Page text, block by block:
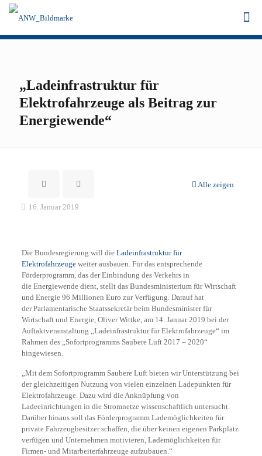
„Ladeinfrastruktur für
Elektrofahrzeuge als Beitrag zur
Energiewende“
Alle zeigen
16. Januar 2019
Die Bundesregierung will die Ladeinfrastruktur für
Elektrofahrzeugeweiter ausbauen. Für das entsprechende
Förderprogramm, das der Einbindung des Verkehrs in
die Energiewende dient, stellt das Bundesministerium für Wirtschaft
und Energie 96 Millionen Euro zur Verfügung. Darauf hat
der Parlamentarische Staatssekretär beim Bundesminister für
Wirtschaft und Energie, Oliver Wittke, am 14. Januar 2019 bei der
Auftaktveranstaltung „Ladeinfrastruktur für Elektrofahrzeuge“ im
Rahmen des „Sofortprogramms Saubere Luft 2017 – 2020“
hingewiesen.
„Mit dem Sofortprogramm Saubere Luft bieten wir Unterstützung bei
der gleichzeitigen Nutzung von vielen einzelnen Ladepunkten für
Elektrofahrzeuge. Dazu wird die Anknüpfung von
Ladeeinrichtungen in die Stromnetze wissenschaftlich untersucht.
Darüber hinaus soll das Förderprogramm Lademöglichkeiten für
private Fahrzeugbesitzer schaffen, die über keinen eigenen Parkplatz
verfügen und Unternehmen motivieren, Lademöglichkeiten für
Firmen- und Mitarbeiterfahrzeuge aufzubauen.“